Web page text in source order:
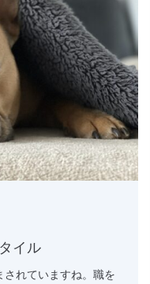
イル
れていますね。職を